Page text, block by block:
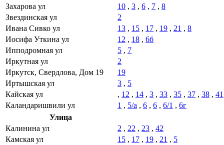
Захарова ул
10 , 3 , 6 , 7 , 8
Звездинская ул
2
Ивана Сивко ул
13 , 15 , 17 , 19 , 21 , 8
Иосифа Уткина ул
12 , 18 , 6б
Ипподромная ул
5 , 7
Иркутная ул
2
Иркутск, Свердлова, Дом 19
19
Иртышская ул
3 , 5
Кайская ул
, 12 , 14 , 3 , 33 , 35 , 37 , 38 , 41
Каландаришвили ул
1 , 5/а , 6 , 6 , 6/1 , 6г
Улица
Калинина ул
2 , 22 , 23 , 42
Камская ул
15 , 17 , 19 , 21 , 5